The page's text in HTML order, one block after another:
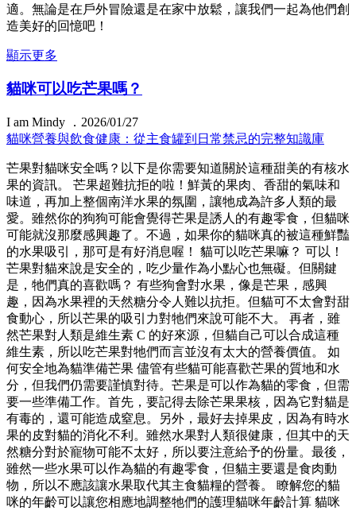
適。無論是在戶外冒險還是在家中放鬆，讓我們一起為他們創
造美好的回憶吧！
顯示更多
貓咪可以吃芒果嗎？
I am Mindy ．2026/01/27
貓咪營養與飲食健康：從主食罐到日常禁忌的完整知識庫
芒果對貓咪安全嗎？以下是你需要知道關於這種甜美的有核水
果的資訊。 芒果超難抗拒的啦！鮮黃的果肉、香甜的氣味和
味道，再加上整個南洋水果的氛圍，讓牠成為許多人類的最
愛。雖然你的狗狗可能會覺得芒果是誘人的有趣零食，但貓咪
可能就沒那麼感興趣了。不過，如果你的貓咪真的被這種鮮豔
的水果吸引，那可是有好消息喔！ 貓可以吃芒果嘛？ 可以！
芒果對貓來說是安全的，吃少量作為小點心也無礙。但關鍵
是，牠們真的喜歡嗎？ 有些狗會對水果，像是芒果，感興
趣，因為水果裡的天然糖分令人難以抗拒。但貓可不太會對甜
食動心，所以芒果的吸引力對牠們來說可能不大。 再者，雖
然芒果對人類是維生素 C 的好來源，但貓自己可以合成這種
維生素，所以吃芒果對牠們而言並沒有太大的營養價值。 如
何安全地為貓準備芒果 儘管有些貓可能喜歡芒果的質地和水
分，但我們仍需要謹慎對待。芒果是可以作為貓的零食，但需
要一些準備工作。首先，要記得去除芒果果核，因為它對貓是
有毒的，還可能造成窒息。另外，最好去掉果皮，因為有時水
果的皮對貓的消化不利。雖然水果對人類很健康，但其中的天
然糖分對於寵物可能不太好，所以要注意給予的份量。最後，
雖然一些水果可以作為貓的有趣零食，但貓主要還是食肉動
物，所以不應該讓水果取代其主食貓糧的營養。 瞭解您的貓
咪的年齡可以讓您相應地調整牠們的護理貓咪年齡計算 貓咪